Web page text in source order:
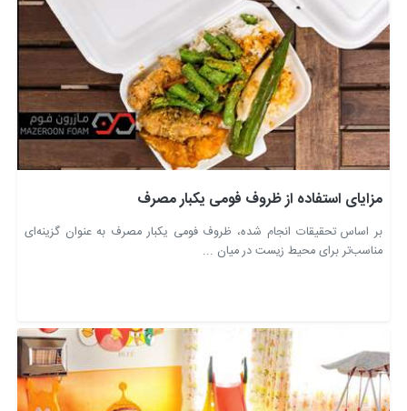
مزایای استفاده از ظروف فومی یکبار مصرف
بر اساس تحقیقات انجام شده، ظروف فومی یکبار مصرف به عنوان گزینه‌ای
مناسب‌تر برای محیط زیست در میان ...